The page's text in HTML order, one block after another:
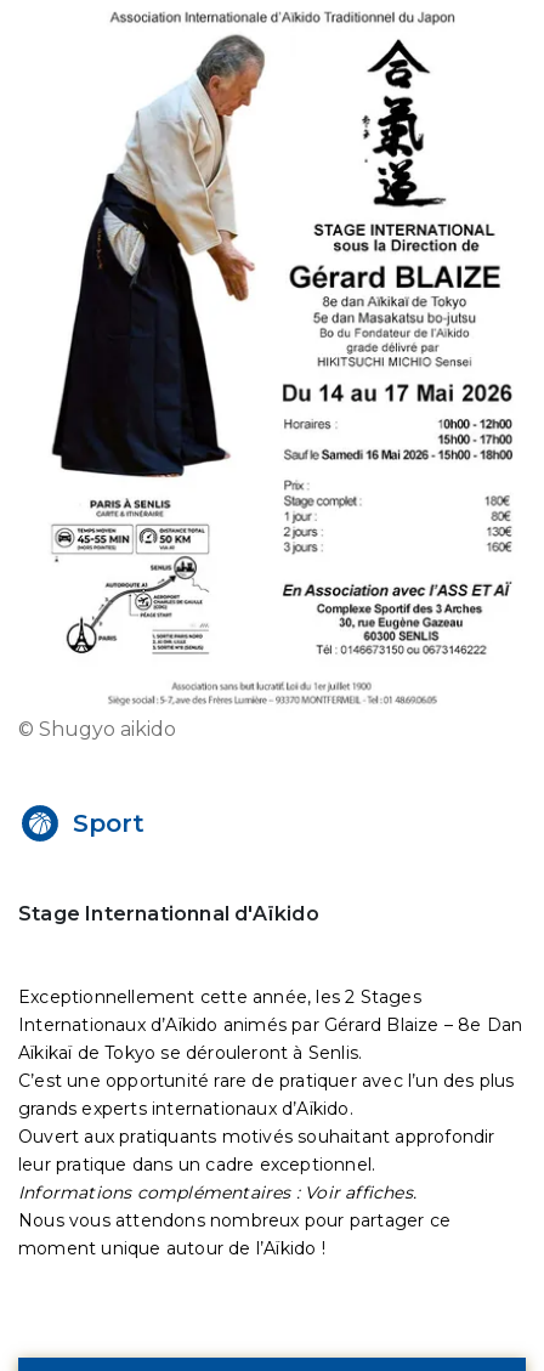
© Shugyo aikido
Sport
Stage Internationnal d'Aïkido
Exceptionnellement cette année, les 2 Stages
Internationaux d’Aïkido animés par Gérard Blaize – 8e Dan
Aïkikaï de Tokyo se dérouleront à Senlis.
C’est une opportunité rare de pratiquer avec l’un des plus
grands experts internationaux d’Aïkido.
Ouvert aux pratiquants motivés souhaitant approfondir
leur pratique dans un cadre exceptionnel.
Informations complémentaires : Voir affiches.
Nous vous attendons nombreux pour partager ce
moment unique autour de l’Aïkido !